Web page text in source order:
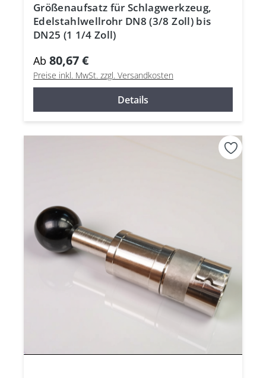
Größenaufsatz für Schlagwerkzeug,
Edelstahlwellrohr DN8 (3/8 Zoll) bis
DN25 (1 1/4 Zoll)
Ab 80,67 €
Preise inkl. MwSt. zzgl. Versandkosten
Details